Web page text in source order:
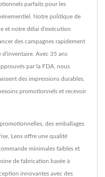
parfaits pour les
Notre politique de
et notre délai d'exécution
des campagnes rapidement
d'inventaire. Avec 35 ans
par la FDA, nous
des impressions durables.
promotionnels et recevoir
des emballages
Leos offre une qualité
minimales faibles et
de fabrication basée à
innovantes avec des